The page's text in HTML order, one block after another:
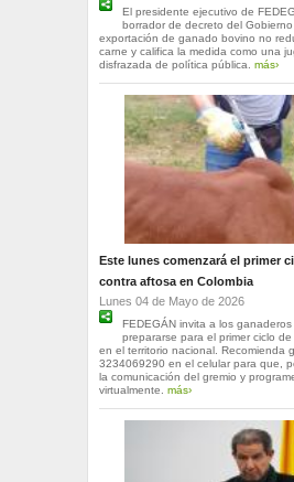
El presidente ejecutivo de
borrador de decreto del
exportación de ganado bovino no
carne y califica la medida como una
disfrazada de política pública. más›
Este lunes comenzará el primer
contra aftosa en Colombia
Lunes 04 de Mayo de 2026
FEDEGÁN invita a los
prepararse para el primer ciclo
en el territorio nacional. Recomienda
3234069290 en el celular para que,
la comunicación del gremio y
virtualmente. más›